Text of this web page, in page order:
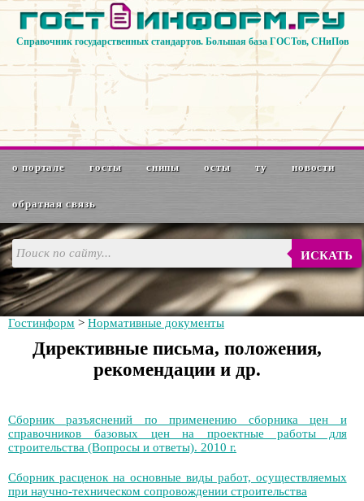
Справочник государственных стандартов. Большая база ГОСТов, СНиПов
о портале госты снипы осты ту новости
обратная связь
ИСКАТЬ
Гостинформ > Нормативные документы
Директивные письма, положения,
рекомендации и др.
Сборник разъяснений по применению сборника цен и
справочников базовых цен на проектные работы для
строительства (Вопросы и ответы). 2010 г.
Сборник расценок на основные виды работ, осуществляемых
при научно-техническом сопровождении строительства